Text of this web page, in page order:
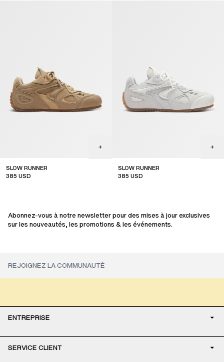
SLOW RUNNER
385 USD
SLOW RUNNER
385 USD
Abonnez-vous à notre newsletter pour des mises à jour exclusives
sur les nouveautés, les promotions & les événements.
ENTREPRISE
SERVICE CLIENT